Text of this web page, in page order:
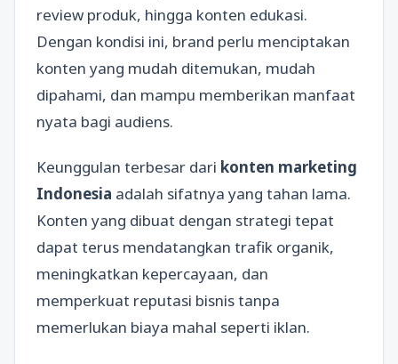
review produk, hingga konten edukasi.
Dengan kondisi ini, brand perlu menciptakan
konten yang mudah ditemukan, mudah
dipahami, dan mampu memberikan manfaat
nyata bagi audiens.
Keunggulan terbesar dari konten marketing
Indonesia adalah sifatnya yang tahan lama.
Konten yang dibuat dengan strategi tepat
dapat terus mendatangkan trafik organik,
meningkatkan kepercayaan, dan
memperkuat reputasi bisnis tanpa
memerlukan biaya mahal seperti iklan.